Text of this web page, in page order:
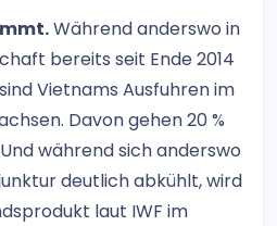
Während anderswo in
bereits seit Ende 2014
Vietnams Ausfuhren im
Davon gehen 20 %
während sich anderswo
deutlich abkühlt, wird
laut IWF im